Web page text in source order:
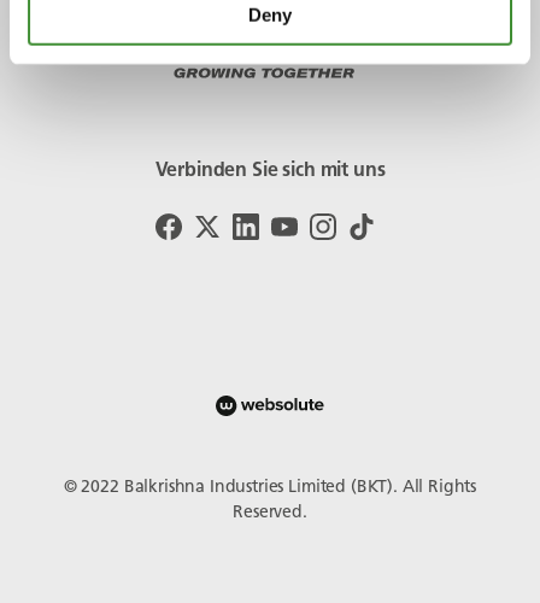
Deny
Verbinden Sie sich mit uns
© 2022 Balkrishna Industries Limited (BKT). All Rights
Reserved.